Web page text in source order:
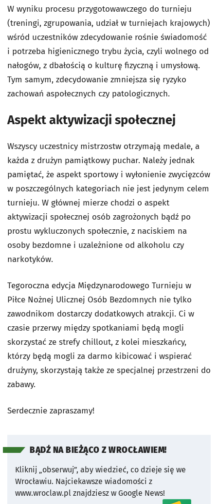
W wyniku procesu przygotowawczego do turnieju
(treningi, zgrupowania, udział w turniejach krajowych)
wśród uczestników zdecydowanie rośnie świadomość
i potrzeba higienicznego trybu życia, czyli wolnego od
nałogów, z dbałością o kulturę fizyczną i umysłową.
Tym samym, zdecydowanie zmniejsza się ryzyko
zachowań aspołecznych czy patologicznych.
Aspekt aktywizacji społecznej
Wszyscy uczestnicy mistrzostw otrzymają medale, a
każda z drużyn pamiątkowy puchar. Należy jednak
pamiętać, że aspekt sportowy i wyłonienie zwycięzców
w poszczególnych kategoriach nie jest jedynym celem
turnieju. W głównej mierze chodzi o aspekt
aktywizacji społecznej osób zagrożonych bądź po
prostu wykluczonych społecznie, z naciskiem na
osoby bezdomne i uzależnione od alkoholu czy
narkotyków.
Tegoroczna edycja Międzynarodowego Turnieju w
Piłce Nożnej Ulicznej Osób Bezdomnych nie tylko
zawodnikom dostarczy dodatkowych atrakcji. Ci w
czasie przerwy między spotkaniami będą mogli
skorzystać ze strefy chillout, z kolei mieszkańcy,
którzy będą mogli za darmo kibicować i wspierać
drużyny, skorzystają także ze specjalnej przestrzeni do
zabawy.
Serdecznie zapraszamy!
BĄDŹ NA BIEŻĄCO Z WROCŁAWIEM!
Kliknij „obserwuj”, aby wiedzieć, co dzieje się we
Wrocławiu. Najciekawsze wiadomości z
www.wroclaw.pl znajdziesz w Google News!